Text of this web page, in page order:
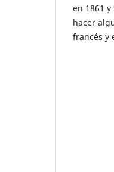
en 1861
hacer
francés y